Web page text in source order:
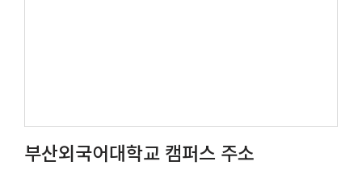
부산외국어대학교 캠퍼스 주소